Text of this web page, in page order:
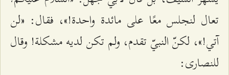
تعال لنجلس معًا على مائدة واحدة!»، فقال: «لن
آتي!»، لكنّ النبيّ تقدم، ولم تكن لديه مشكلة! وقال
للنصارى: